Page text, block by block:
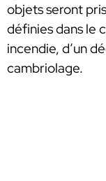
objets seront
définies dans le
incendie, d’un
cambriolage.